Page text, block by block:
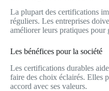
La plupart des certifications
réguliers. Les entreprises
améliorer leurs pratiques
Les bénéfices pour la société
Les certifications durables
faire des choix éclairés. Elles
accord avec ses valeurs.